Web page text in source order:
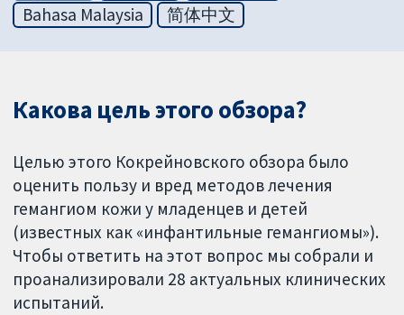
Bahasa Malaysia
简体中文
Какова цель этого обзора?
Целью этого Кокрейновского обзора было
оценить пользу и вред методов лечения
гемангиом кожи у младенцев и детей
(известных как «инфантильные гемангиомы»).
Чтобы ответить на этот вопрос мы собрали и
проанализировали 28 актуальных клинических
испытаний.